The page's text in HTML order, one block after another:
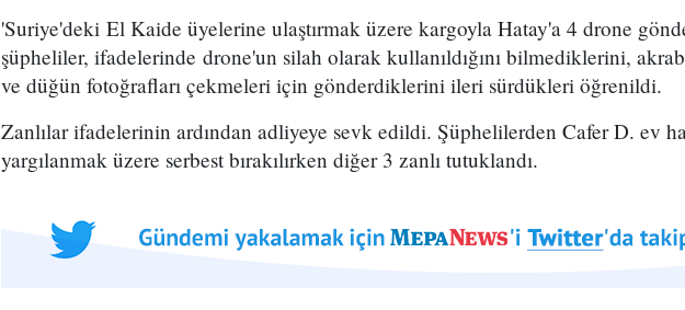
'Suriye'deki El Kaide üyelerine ulaştırmak üzere kargoyla Hatay'a 4 drone
şüpheliler, ifadelerinde drone'un silah olarak kullanıldığını bilmediklerini,
ve düğün fotoğrafları çekmeleri için gönderdiklerini ileri sürdükleri öğrenildi.
Zanlılar ifadelerinin ardından adliyeye sevk edildi. Şüphelilerden Cafer D. ev
yargılanmak üzere serbest bırakılırken diğer 3 zanlı tutuklandı.